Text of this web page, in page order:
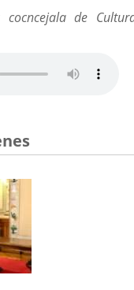
cocncejala de